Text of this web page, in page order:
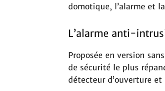
domotique, l’alarme et
L’alarme anti-
Proposée en version
de sécurité le plus
détecteur d’ouverture